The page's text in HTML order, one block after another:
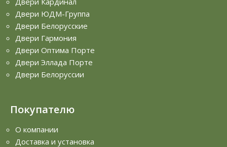
Двери ЮДМ-Группа
Двери Белорусские
Двери Гармония
Двери Оптима Порте
Двери Эллада Порте
Двери Белоруссии
Покупателю
О компании
Доставка и установка